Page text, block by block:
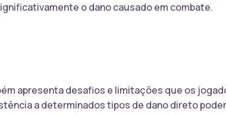
o dano causado em combate.
apresenta desafios e limitações que os
a determinados tipos de dano direto